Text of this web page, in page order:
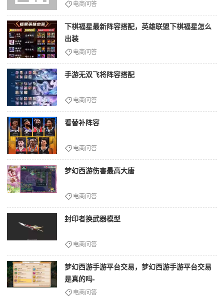
电商问答
下棋福星最新阵容搭配，英雄联盟下棋福星怎么
出装
电商问答
手游无双飞将阵容搭配
电商问答
看替补阵容
电商问答
梦幻西游伤害最高大唐
电商问答
封印者换武器模型
电商问答
梦幻西游手游平台交易，梦幻西游手游平台交易
是真的吗-
电商问答